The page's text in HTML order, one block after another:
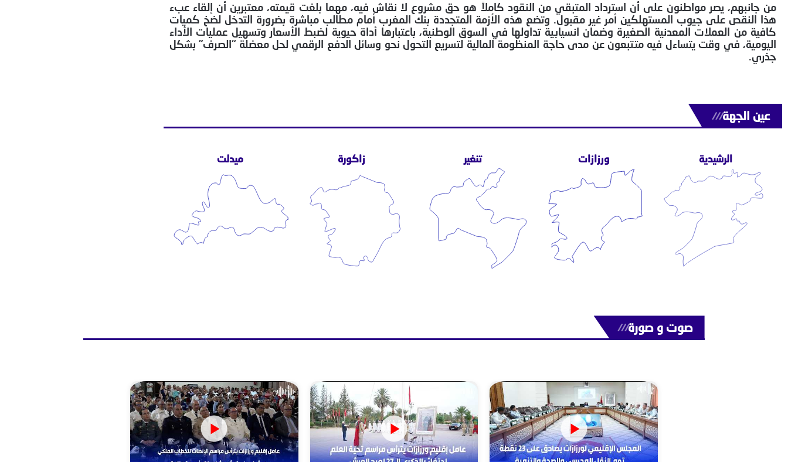
من جانبهم، يصر مواطنون على أن استرداد المتبقي من النقود كاملاً هو حق مشروع لا نقاش فيه، مهما بلغت قيمته، معتبرين أن إلقاء عبء
هذا النقص على جيوب المستهلكين أمر غير مقبول. وتضع هذه الأزمة المتجددة بنك المغرب أمام مطالب مباشرة بضرورة التدخل لضخ كميات
كافية من العملات المعدنية الصغيرة وضمان انسيابية تداولها في السوق الوطنية، باعتبارها أداة حيوية لضبط الأسعار وتسهيل عمليات الأداء
اليومية، في وقت يتساءل فيه متتبعون عن مدى حاجة المنظومة المالية لتسريع التحول نحو وسائل الدفع الرقمي لحل معضلة “الصرف” بشكل
جذري.
عين الجهة///
الرشيدية ورزازات تنغير زاكورة ميدلت
صوت و صورة///